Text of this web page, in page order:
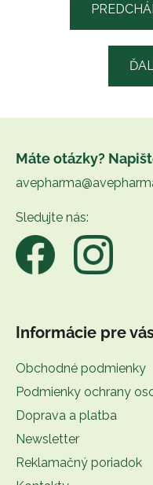
Máte otázky?
Sledujte nás:
Informácie pre
Obchodné podmienky
Podmienky ochrany
Doprava a platba
Newsletter
Reklamačný poriadok